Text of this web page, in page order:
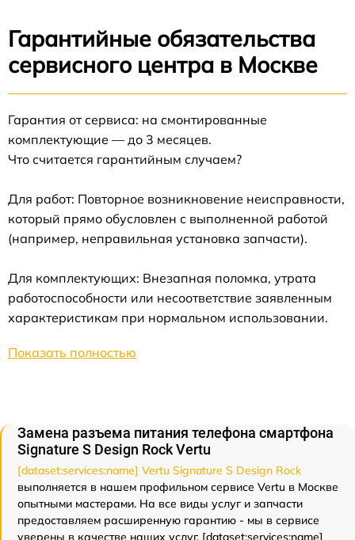
Гарантийные обязательства
сервисного центра в Москве
Гарантия от сервиса: на смонтированные
комплектующие — до 3 месяцев.
Что считается гарантийным случаем?
Для работ: Повторное возникновение неисправности,
который прямо обусловлен с выполненной работой
(например, неправильная установка запчасти).
Для комплектующих: Внезапная поломка, утрата
работоспособности или несоответствие заявленным
характеристикам при нормальном использовании.
Показать полностью
Замена разъема питания телефона смартфона
Signature S Design Rock Vertu
[dataset:services:name] Vertu Signature S Design Rock
выполняется в нашем профильном сервисе Vertu в Москве
опытными мастерами. На все виды услуг и запчасти
предоставляем расширенную гарантию - мы в сервисе
уверены в качестве наших услуг. [dataset:services:name]